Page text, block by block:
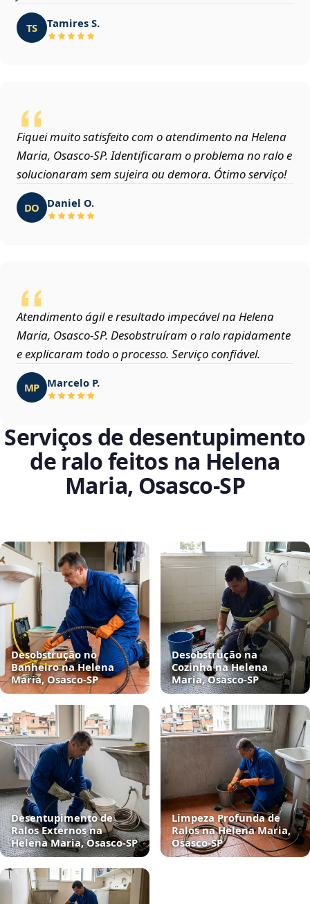
TS Tamires S.
Fiquei muito satisfeito com o atendimento na Helena
Maria, Osasco‑SP. Identificaram o problema no ralo e
solucionaram sem sujeira ou demora. Ótimo serviço!
DO Daniel O.
Atendimento ágil e resultado impecável na Helena
Maria, Osasco‑SP. Desobstruíram o ralo rapidamente
e explicaram todo o processo. Serviço confiável.
MP Marcelo P.
Serviços de desentupimento
de ralo feitos na Helena
Maria, Osasco‑SP
Desobstrução no
Banheiro na Helena
Maria, Osasco‑SP
Desobstrução na
Cozinha na Helena
Maria, Osasco‑SP
Desentupimento de
Ralos Externos na
Helena Maria, Osasco‑SP
Limpeza Profunda de
Ralos na Helena Maria,
Osasco‑SP